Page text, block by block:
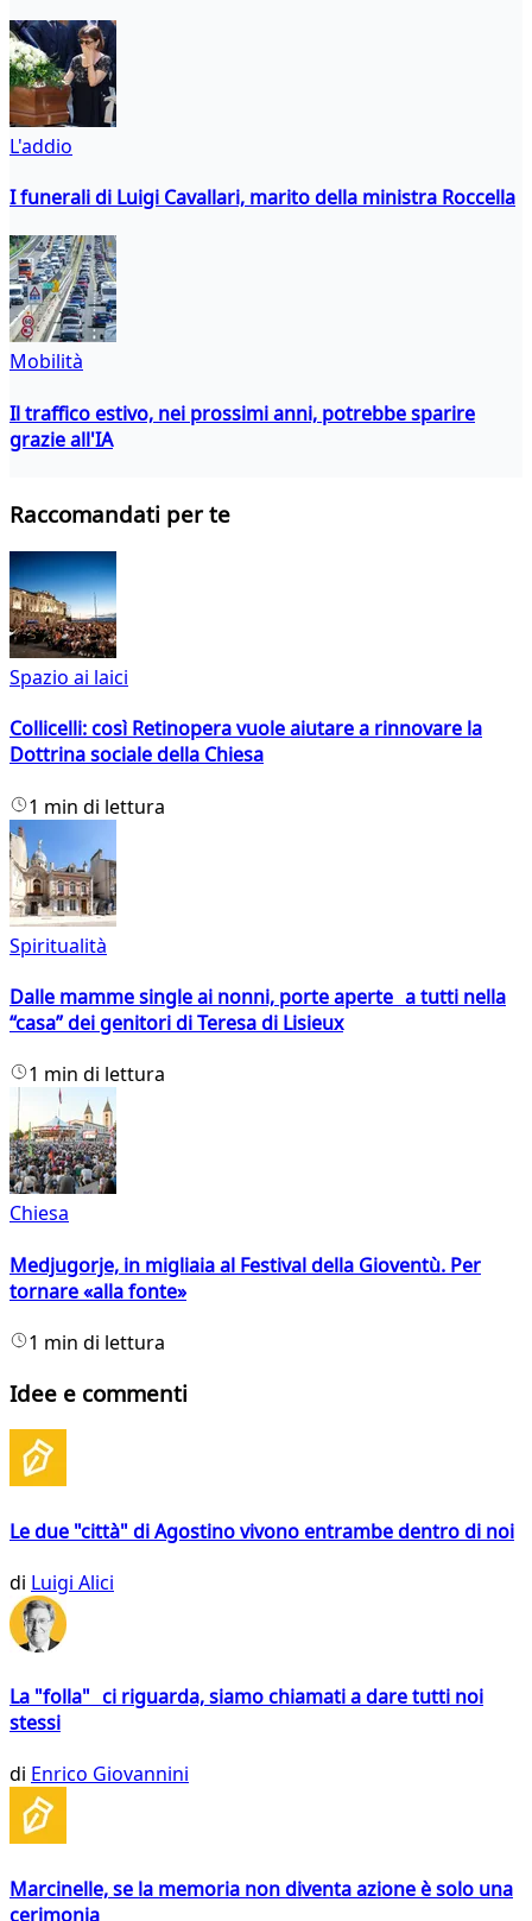
L'addio
I funerali di Luigi Cavallari, marito della ministra Roccella
Mobilità
Il traffico estivo, nei prossimi anni, potrebbe sparire
grazie all'IA
Raccomandati per te
Spazio ai laici
Collicelli: così Retinopera vuole aiutare a rinnovare la
Dottrina sociale della Chiesa
1 min di lettura
Spiritualità
Dalle mamme single ai nonni, porte aperte a tutti nella
“casa” dei genitori di Teresa di Lisieux
1 min di lettura
Chiesa
Medjugorje, in migliaia al Festival della Gioventù. Per
tornare «alla fonte»
1 min di lettura
Idee e commenti
Le due "città" di Agostino vivono entrambe dentro di noi
di Luigi Alici
La "folla" ci riguarda, siamo chiamati a dare tutti noi
stessi
di Enrico Giovannini
Marcinelle, se la memoria non diventa azione è solo una
cerimonia